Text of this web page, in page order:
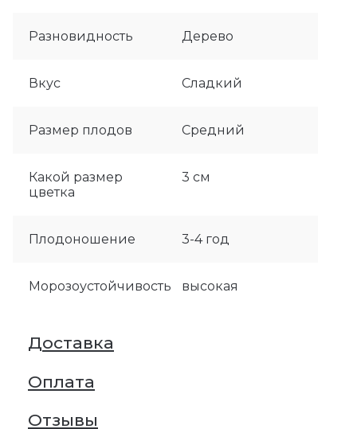
Разновидность Дерево
Вкус Сладкий
Размер плодов Средний
Какой размер
цветка
3 см
Плодоношение 3-4 год
Морозоустойчивость высокая
Доставка
Оплата
Отзывы